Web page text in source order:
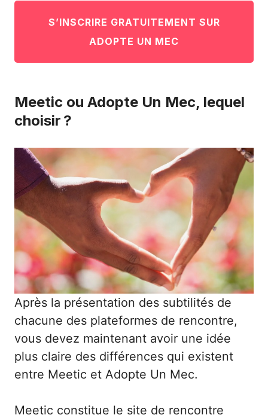
S’INSCRIRE GRATUITEMENT SUR
ADOPTE UN MEC
Meetic ou Adopte Un Mec, lequel
choisir ?
Après la présentation des subtilités de
chacune des plateformes de rencontre,
vous devez maintenant avoir une idée
plus claire des différences qui existent
entre Meetic et Adopte Un Mec.
Meetic constitue le site de rencontre